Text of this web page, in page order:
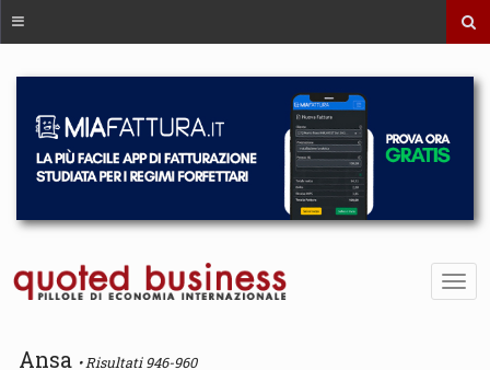
Ansa Risultati 946-960